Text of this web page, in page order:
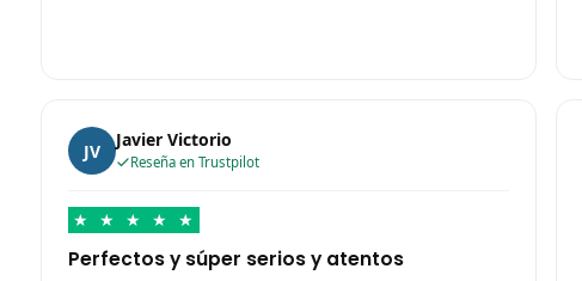
JV Javier Victorio
Reseña en Trustpilot
★ ★ ★ ★ ★
Perfectos y súper serios y atentos